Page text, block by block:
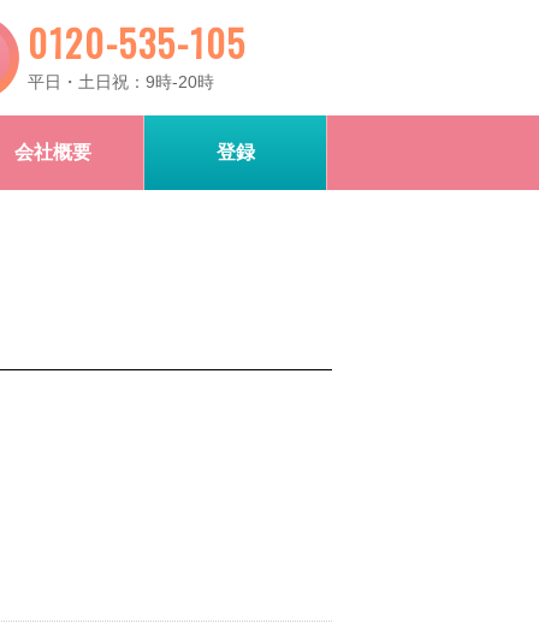
0120-535-105
平日・土日祝：9時-20時
会社概要 登録